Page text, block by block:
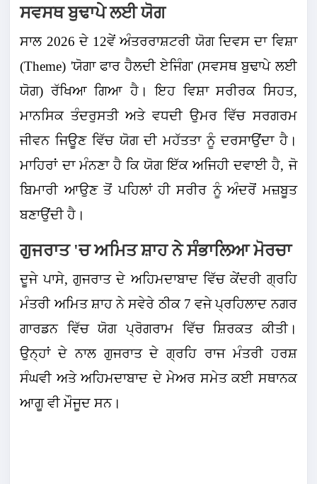
ਸਵਸਥ ਬੁਢਾਪੇ ਲਈ ਯੋਗ
ਸਾਲ 2026 ਦੇ 12ਵੇਂ ਅੰਤਰਰਾਸ਼ਟਰੀ ਯੋਗ ਦਿਵਸ ਦਾ ਵਿਸ਼ਾ
(Theme) 'ਯੋਗਾ ਫਾਰ ਹੈਲਦੀ ਏਜਿੰਗ' (ਸਵਸਥ ਬੁਢਾਪੇ ਲਈ
ਯੋਗ) ਰੱਖਿਆ ਗਿਆ ਹੈ। ਇਹ ਵਿਸ਼ਾ ਸਰੀਰਕ ਸਿਹਤ,
ਮਾਨਸਿਕ ਤੰਦਰੁਸਤੀ ਅਤੇ ਵਧਦੀ ਉਮਰ ਵਿੱਚ ਸਰਗਰਮ
ਜੀਵਨ ਜਿਊਣ ਵਿੱਚ ਯੋਗ ਦੀ ਮਹੱਤਤਾ ਨੂੰ ਦਰਸਾਉਂਦਾ ਹੈ।
ਮਾਹਿਰਾਂ ਦਾ ਮੰਨਣਾ ਹੈ ਕਿ ਯੋਗ ਇੱਕ ਅਜਿਹੀ ਦਵਾਈ ਹੈ, ਜੋ
ਬਿਮਾਰੀ ਆਉਣ ਤੋਂ ਪਹਿਲਾਂ ਹੀ ਸਰੀਰ ਨੂੰ ਅੰਦਰੋਂ ਮਜ਼ਬੂਤ
ਬਣਾਉਂਦੀ ਹੈ।
ਗੁਜਰਾਤ 'ਚ ਅਮਿਤ ਸ਼ਾਹ ਨੇ ਸੰਭਾਲਿਆ ਮੋਰਚਾ
ਦੂਜੇ ਪਾਸੇ, ਗੁਜਰਾਤ ਦੇ ਅਹਿਮਦਾਬਾਦ ਵਿੱਚ ਕੇਂਦਰੀ ਗ੍ਰਹਿ
ਮੰਤਰੀ ਅਮਿਤ ਸ਼ਾਹ ਨੇ ਸਵੇਰੇ ਠੀਕ 7 ਵਜੇ ਪ੍ਰਹਿਲਾਦ ਨਗਰ
ਗਾਰਡਨ ਵਿੱਚ ਯੋਗ ਪ੍ਰੋਗਰਾਮ ਵਿੱਚ ਸ਼ਿਰਕਤ ਕੀਤੀ।
ਉਨ੍ਹਾਂ ਦੇ ਨਾਲ ਗੁਜਰਾਤ ਦੇ ਗ੍ਰਹਿ ਰਾਜ ਮੰਤਰੀ ਹਰਸ਼
ਸੰਘਵੀ ਅਤੇ ਅਹਿਮਦਾਬਾਦ ਦੇ ਮੇਅਰ ਸਮੇਤ ਕਈ ਸਥਾਨਕ
ਆਗੂ ਵੀ ਮੌਜੂਦ ਸਨ।